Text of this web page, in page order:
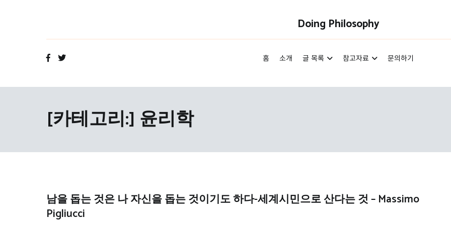
Doing Philosophy
홈 소개 글 목록 참고자료 문의하기
[카테고리:] 윤리학
남을 돕는 것은 나 자신을 돕는 것이기도 하다-세계시민으로 산다는 것 – Massimo
Pigliucci